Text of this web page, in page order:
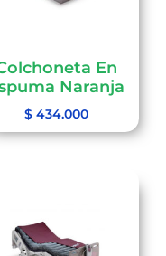
En
Naranja
$434.000